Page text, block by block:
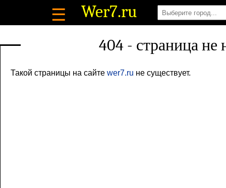
☰ Wer7.ru
404 - страница не
Такой страницы на сайте wer7.ru не существует.